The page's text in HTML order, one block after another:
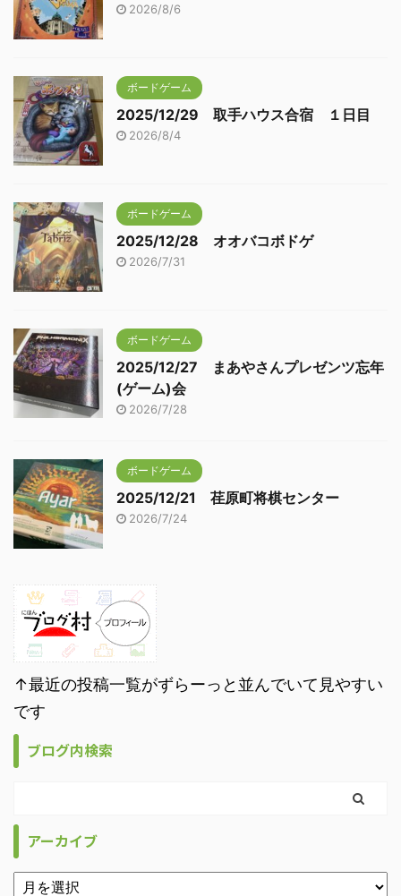
2026/8/6
ボードゲーム
2025/12/29 取手ハウス合宿 １日目
2026/8/4
ボードゲーム
2025/12/28 オオバコボドゲ
2026/7/31
ボードゲーム
2025/12/27 まあやさんプレゼンツ忘年
(ゲーム)会
2026/7/28
ボードゲーム
2025/12/21 荏原町将棋センター
2026/7/24
↑最近の投稿一覧がずらーっと並んでいて見やすい
です
ブログ内検索
アーカイブ